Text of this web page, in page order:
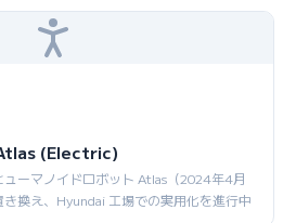
(Electric)
ーマノイドロボット Atlas（2024年4月
換え、Hyundai 工場での実用化を進行中